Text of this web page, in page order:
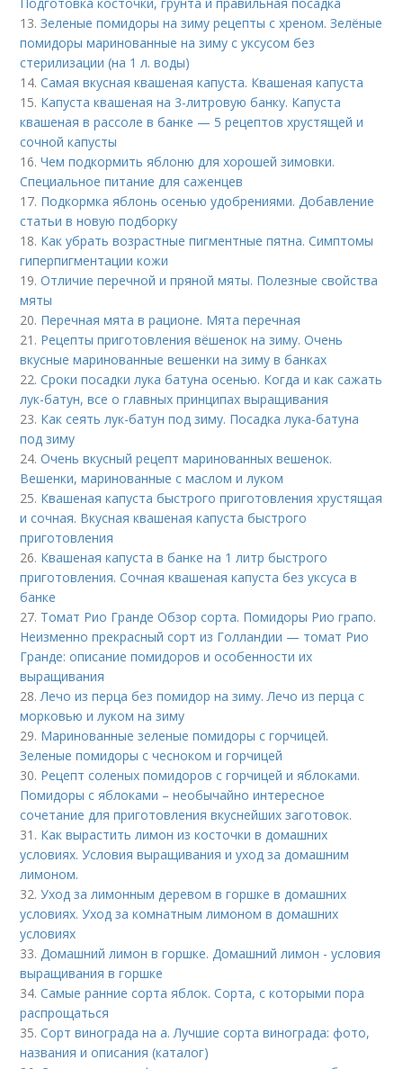
13.Зеленые помидоры на зиму рецепты с хреном. Зелёные
помидоры маринованные на зиму с уксусом без
стерилизации (на 1 л. воды)
14.Самая вкусная квашеная капуста. Квашеная капуста
15. Капуста квашеная на 3-литровую банку. Капуста
квашеная в рассоле в банке — 5 рецептов хрустящей и
сочной капусты
16.Чем подкормить яблоню для хорошей зимовки.
Специальное питание для саженцев
17. Подкормка яблонь осенью удобрениями. Добавление
статьи в новую подборку
18. Как убрать возрастные пигментные пятна. Симптомы
гиперпигментации кожи
19.Отличие перечной и пряной мяты. Полезные свойства
мяты
20. Перечная мята в рационе. Мята перечная
21. Рецепты приготовления вёшенок на зиму. Очень
вкусные маринованные вешенки на зиму в банках
22.Сроки посадки лука батуна осенью. Когда и как сажать
лук-батун, все о главных принципах выращивания
23. Как сеять лук-батун под зиму. Посадка лука-батуна
под зиму
24.Очень вкусный рецепт маринованных вешенок.
Вешенки, маринованные с маслом и луком
25. Квашеная капуста быстрого приготовления хрустящая
и сочная. Вкусная квашеная капуста быстрого
приготовления
26. Квашеная капуста в банке на 1 литр быстрого
приготовления. Сочная квашеная капуста без уксуса в
банке
27. Томат Рио Гранде Обзор сорта. Помидоры Рио грапо.
Неизменно прекрасный сорт из Голландии — томат Рио
Гранде: описание помидоров и особенности их
выращивания
28.Лечо из перца без помидор на зиму. Лечо из перца с
морковью и луком на зиму
29. Маринованные зеленые помидоры с горчицей.
Зеленые помидоры с чесноком и горчицей
30. Рецепт соленых помидоров с горчицей и яблоками.
Помидоры с яблоками – необычайно интересное
сочетание для приготовления вкуснейших заготовок.
31. Как вырастить лимон из косточки в домашних
условиях. Условия выращивания и уход за домашним
лимоном.
32.Уход за лимонным деревом в горшке в домашних
условиях. Уход за комнатным лимоном в домашних
условиях
33.Домашний лимон в горшке. Домашний лимон - условия
выращивания в горшке
34.Самые ранние сорта яблок. Сорта, с которыми пора
распрощаться
35.Сорт винограда на а. Лучшие сорта винограда: фото,
названия и описания (каталог)